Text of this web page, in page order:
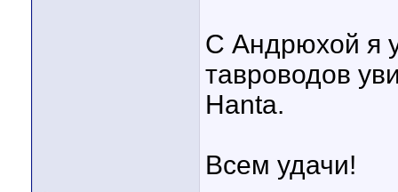
С Андрюхой я
тавроводов
Hantа.
Всем удачи!